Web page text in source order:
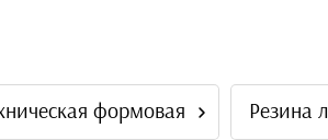
формовая Резина